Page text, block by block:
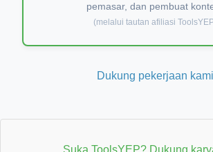
pemasar, dan pembuat
(melalui tautan afiliasi
Dukung pekerjaan kami
Suka ToolsYEP? Dukung